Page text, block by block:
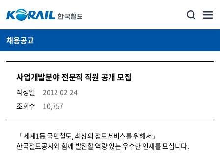
채용공고
사업개발분야 전문직 직원 공개 모집
작성일
2012-02-24
조회수
10,757
코레일소개_경영공시_채용공고 상세보기 – 내용, 파일, 담당자 연락처로 구성
「세계1등 국민철도, 최상의 철도서비스를 위해서」
한국철도공사와 함께 발전할 역량 있는 우수한 인재를 모십니다.